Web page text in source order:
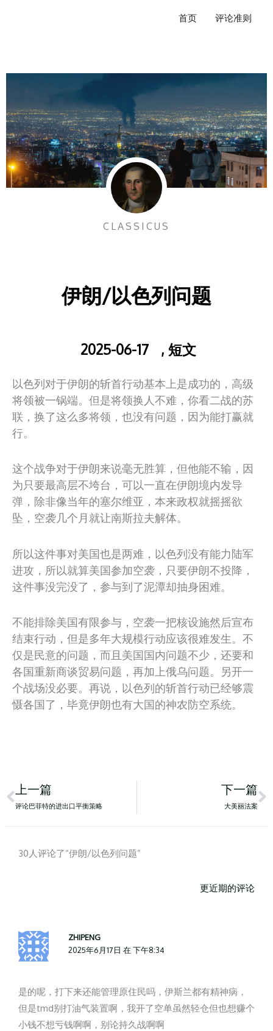
首页 评论准则
CLASSICUS
伊朗/以色列问题
2025-06-17 , 短文
以色列对于伊朗的斩首行动基本上是成功的，高级
将领被一锅端。但是将领换人不难，你看二战的苏
联，换了这么多将领，也没有问题，因为能打赢就
行。
这个战争对于伊朗来说毫无胜算，但他能不输，因
为只要最高层不垮台，可以一直在伊朗境内发导
弹，除非像当年的塞尔维亚，本来政权就摇摇欲
坠，空袭几个月就让南斯拉夫解体。
所以这件事对美国也是两难，以色列没有能力陆军
进攻，所以就算美国参加空袭，只要伊朗不投降，
这件事没完没了，参与到了泥潭却抽身困难。
不能排除美国有限参与，空袭一把核设施然后宣布
结束行动，但是多年大规模行动应该很难发生。不
仅是民意的问题，而且美国国内问题不少，还要和
各国重新商谈贸易问题，再加上俄乌问题。另开一
个战场没必要。再说，以色列的斩首行动已经够震
慑各国了，毕竟伊朗也有大国的神农防空系统。
Prev
上一篇
评论巴菲特的进出口平衡策略
下一篇
大美丽法案
30人评论了“伊朗/以色列问题”
近
更近期的评论
ZHIPENG
2025年6月17日 在 下午8:34
是的呢，打下来还能管理原住民吗，伊斯兰都有精神病，
但是tmd别打油气装置啊，我开了空单虽然轻仓但也想赚个
小钱不想亏钱啊啊，别论持久战啊啊
近